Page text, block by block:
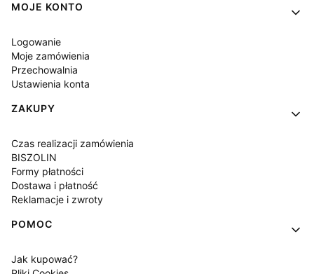
MOJE KONTO
Logowanie
Moje zamówienia
Przechowalnia
Ustawienia konta
ZAKUPY
Czas realizacji zamówienia
BISZOLIN
Formy płatności
Dostawa i płatność
Reklamacje i zwroty
POMOC
Jak kupować?